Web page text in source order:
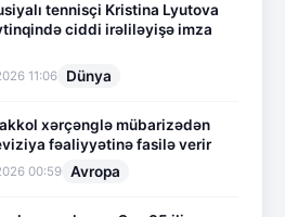
tennisçi Kristina Lyutova
ciddi irəliləyişə imza
11:06 Dünya
xərçənglə mübarizədən
fəaliyyətinə fasilə verir
00:59 Avropa